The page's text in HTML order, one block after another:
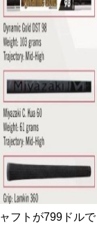
フトが799ドルで